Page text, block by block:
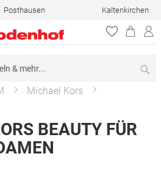
Posthausen Kaltenkirchen
Michael Kors
BEAUTY FÜR